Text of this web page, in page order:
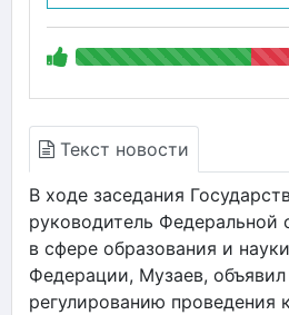
Текст новости
В ходе заседания
руководитель Федеральной
в сфере образования и
Федерации, Музаев, объявил
регулированию проведения